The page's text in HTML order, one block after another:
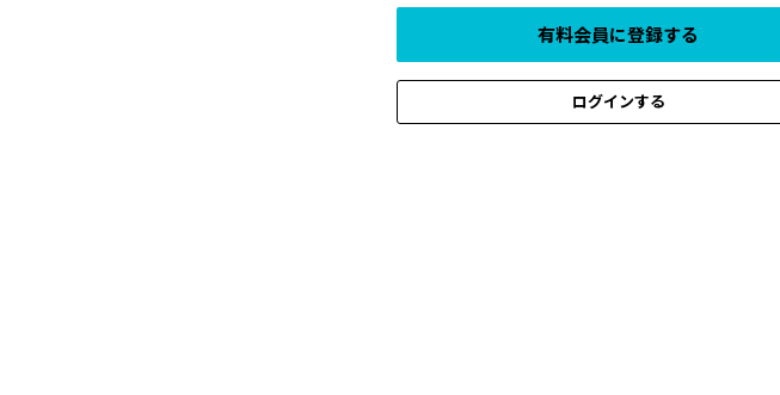
有料会員に登録する
ログインする